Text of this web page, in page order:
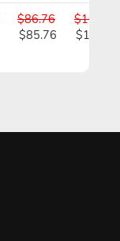
$86.76
$85.76
$108.45
$106.95